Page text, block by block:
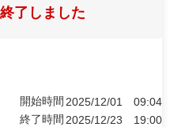
了しました
開始時間 2025/12/01
09:04
終了時間 2025/12/23
19:00